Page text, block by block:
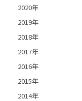
2020年
2019年
2018年
2017年
2016年
2015年
2014年